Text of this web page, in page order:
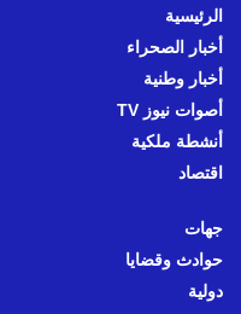
الرئيسية
أخبار الصحراء
أخبار وطنية
أصوات نيوز TV
أنشطة ملكية
اقتصاد
جهات
حوادث وقضايا
دولية